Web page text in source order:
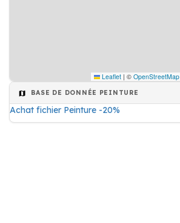
Leaflet | © OpenStreetMap
BASE DE DONNÉE PEINTURE
Achat fichier Peinture -20%